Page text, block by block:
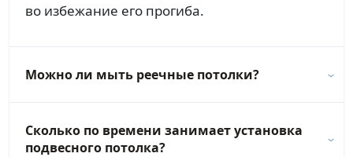
во избежание его прогиба.
Можно ли мыть реечные потолки?
Сколько по времени занимает установка
подвесного потолка?